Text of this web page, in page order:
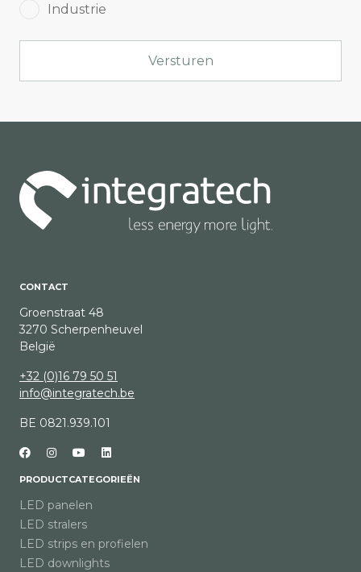
Industrie
Versturen
CONTACT
Groenstraat 48
3270 Scherpenheuvel
België
+32 (0)16 79 50 51
info@integratech.be
BE 0821.939.101
PRODUCTCATEGORIEËN
LED panelen
LED stralers
LED strips en profielen
LED downlights